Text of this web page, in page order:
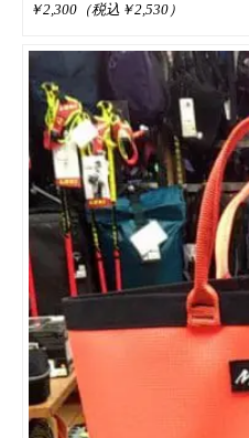
￥2,300（税込￥2,530）